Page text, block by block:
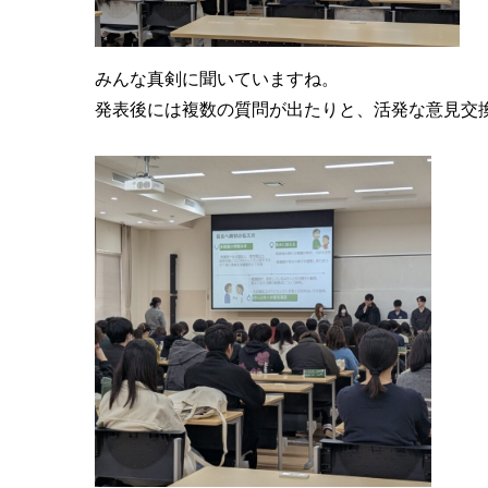
みんな真剣に聞いていますね。
発表後には複数の質問が出たりと、活発な意見交